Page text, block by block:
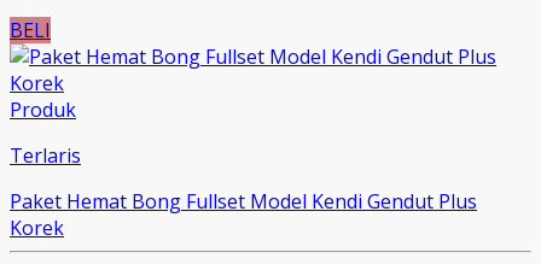
BELI
Produk
Terlaris
Paket Hemat Bong Fullset Model Kendi Gendut Plus
Korek